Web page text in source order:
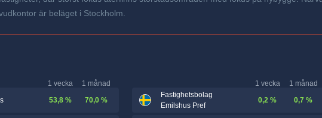
är beläget i Stockholm.
1 vecka
1 månad
53,8 % 70,0 %
1 vecka
1 månad
Fastighetsbolag
Emilshus Pref
0,2 % 0,7 %